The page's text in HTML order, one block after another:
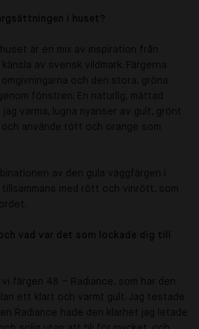
i huset?
är en mix av inspiration från
av svensk vildmark. Färgerna
och den stora, gröna
fönstren. En naturlig, mättad
jag varma, lugna nyanser av gult, grönt
använde rött och orange som
av den gula väggfärgen i
med rött och vinrött, som
vad var det som lockade dig till
vi färgen 48 – Radiance, som har den
ett klart och varmt gult. Jag testade
Radiance hade den klarhet jag letade